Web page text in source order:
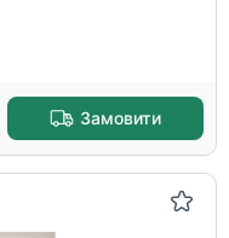
Замовити